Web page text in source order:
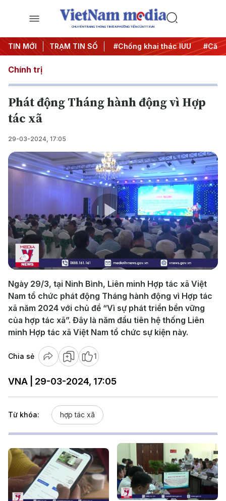
CHUYÊN TRANG THÔNG TIN ĐA PHƯƠNG TIỆN CỦA TTXVN
TIN MỚI TRẠM TIN SỐ
#Chiến dịch 500 ngày đêm #Chống khai thác IUU
Chính trị
Phát động Tháng hành động vì Hợp
tác xã
29-03-2024, 17:05
Play
Video
Ngày 29/3, tại Ninh Bình, Liên minh Hợp tác xã Việt
Nam tổ chức phát động Tháng hành động vì Hợp tác
xã năm 2024 với chủ đề “Vì sự phát triển bền vững
của hợp tác xã”. Đây là năm đầu tiên hệ thống Liên
minh Hợp tác xã Việt Nam tổ chức sự kiện này.
Chia sẻ 1
VNA | 29-03-2024, 17:05
Từ khóa: hợp tác xã